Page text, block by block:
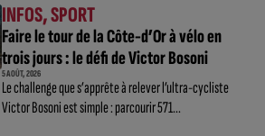
INFOS,SPORT
Faire le tour de la Côte-d’Or à vélo en
trois jours : le défi de Victor Bosoni
5 AOÛT, 2026
Le challenge que s’apprête à relever l’ultra-cycliste
Victor Bosoni est simple : parcourir 571...